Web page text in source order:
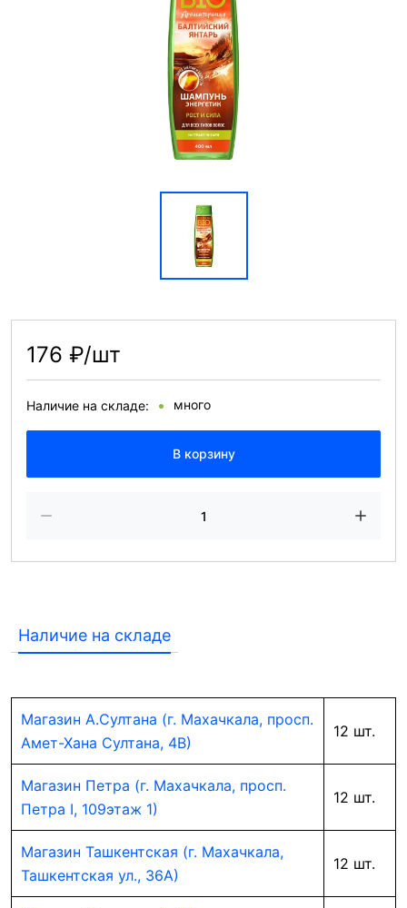
176 ₽/шт
Наличие на складе: много
В корзину
Наличие на складе
Магазин А.Султана (г. Махачкала, просп.
Амет-Хана Султана, 4В)
12 шт.
Магазин Петра (г. Махачкала, просп.
Петра I, 109этаж 1)
12 шт.
Магазин Ташкентская (г. Махачкала,
Ташкентская ул., 36А)
12 шт.